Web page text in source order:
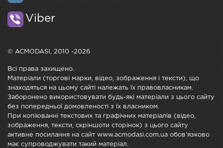
Viber
© ACMODASI, 2010 -2026
Всі права захищено.
Матеріали (торгові марки, відео, зображення і тексти), що
знаходяться на цьому сайті належать їх правовласникам.
Заборонено використовувати будь-які матеріали з цього сайту
без попередньої домовленості з їх власником.
При копіюванні текстових та графічних матеріалів (відео,
зображення, тексти, скріншоти сторінок) з цього сайту
активне посилання на сайт www.acmodasi.com.ua обов'язково
має супроводжувати такий матеріал.